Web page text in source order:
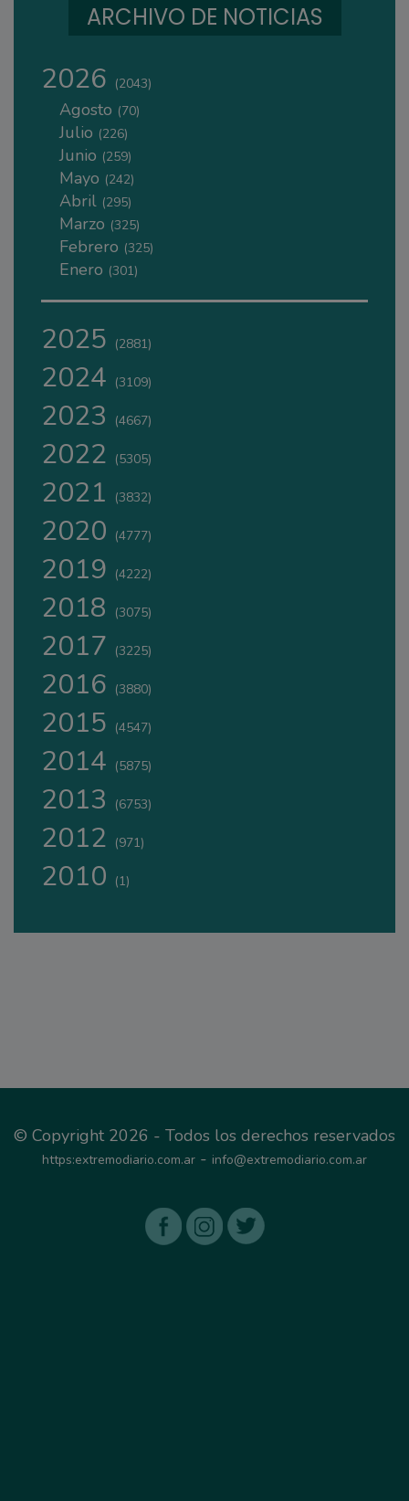
ARCHIVO DE NOTICIAS
2026 (2043)
Agosto (70)
Julio (226)
Junio (259)
Mayo (242)
Abril (295)
Marzo (325)
Febrero (325)
Enero (301)
2025 (2881)
2024 (3109)
2023 (4667)
2022 (5305)
2021 (3832)
2020 (4777)
2019 (4222)
2018 (3075)
2017 (3225)
2016 (3880)
2015 (4547)
2014 (5875)
2013 (6753)
2012 (971)
2010 (1)
© Copyright 2026 - Todos los derechos reservados
https:extremodiario.com.ar - info@extremodiario.com.ar